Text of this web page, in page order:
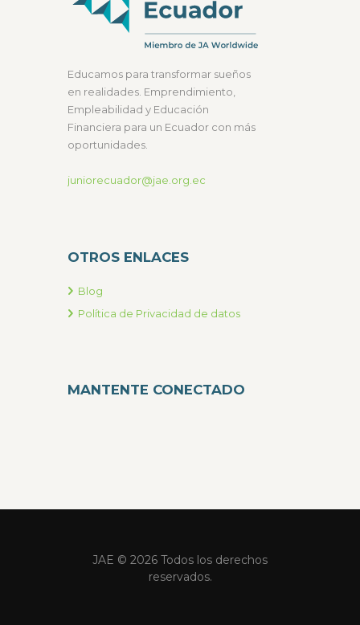
Educamos para transformar sueños
en realidades. Emprendimiento,
Empleabilidad y Educación
Financiera para un Ecuador con más
oportunidades.
juniorecuador@jae.org.ec
OTROS ENLACES
Blog
Política de Privacidad de datos
MANTENTE CONECTADO
JAE © 2026 Todos los derechos
reservados.